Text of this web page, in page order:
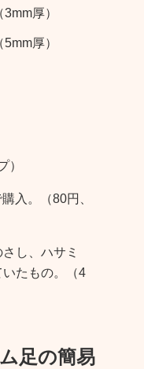
厚）
厚）
）
入。（80円、
し、ハサミ
たもの。（4
足の簡易